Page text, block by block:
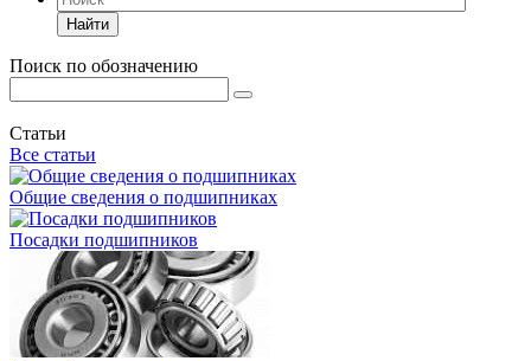
Найти
Поиск по обозначению
Статьи
Все статьи
Общие сведения о подшипниках
Посадки подшипников